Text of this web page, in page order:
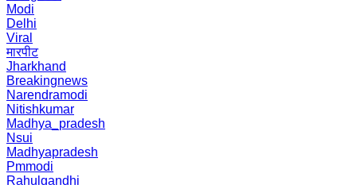
Modi
Delhi
Viral
मारपीट
Jharkhand
Breakingnews
Narendramodi
Nitishkumar
Madhya_pradesh
Nsui
Madhyapradesh
Pmmodi
Rahulgandhi